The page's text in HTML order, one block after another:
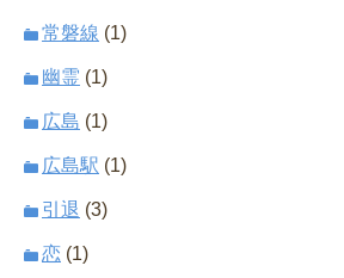
常磐線 (1)
幽霊 (1)
広島 (1)
広島駅 (1)
引退 (3)
恋 (1)